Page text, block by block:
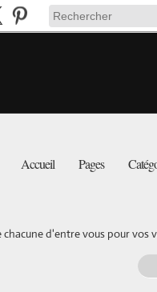
Accueil Pages
d'entre vous pour vos